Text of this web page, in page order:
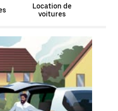
Location de
voitures